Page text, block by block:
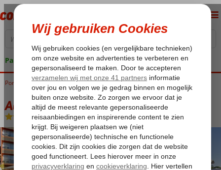
Pakketgarantie
Home
Portugal Algarve Albufeira Aqua Pedra Dos Bicos
Aqua Pedra Dos Bicos
Logies en ontbijt -Hotel